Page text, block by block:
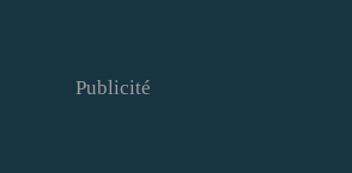
Publicité